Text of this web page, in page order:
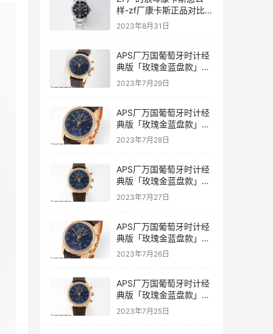
样-zf厂康卡斯正品对比评
价如何
2023年8月31日
APS厂万国葡萄牙时计经
典版「玫瑰金蓝盘款」复
刻表是否会一眼假-APS手
2023年7月29日
APS厂万国葡萄牙时计经
典版「玫瑰金蓝盘款」复
刻表值得入手吗-APS手表
2023年7月28日
APS厂万国葡萄牙时计经
典版「玫瑰金蓝盘款」复
刻表具有破绽吗-APS手表
2023年7月27日
APS厂万国葡萄牙时计经
典版「玫瑰金蓝盘款」复
刻表是否值得入手-APS手
2023年7月26日
APS厂万国葡萄牙时计经
典版「玫瑰金蓝盘款」复
刻表深度评测-APS手表
2023年7月25日